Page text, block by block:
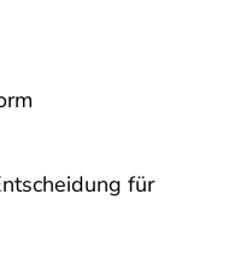
für